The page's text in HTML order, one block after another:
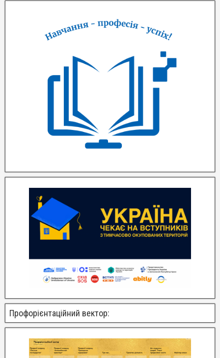
Профорієнтаційний вектор: